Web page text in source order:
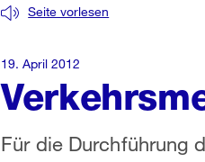
Seite vorlesen
Für die Durchführung
19. April 2012